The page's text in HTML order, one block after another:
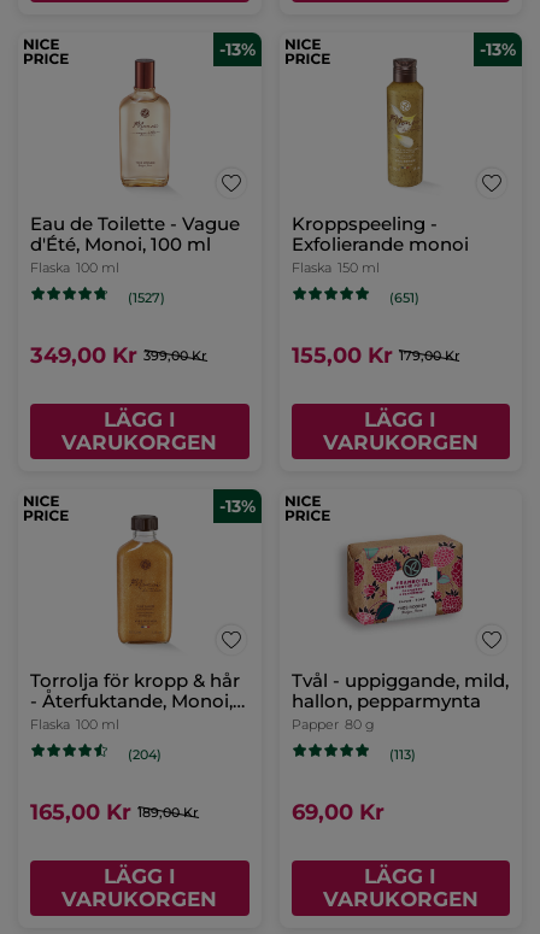
-13%
Eau de Toilette - Vague
d'Été, Monoi, 100 ml
Flaska 100 ml
(1527)
349,00 Kr 399,00 Kr
LÄGG I
VARUKORGEN
-13%
Kroppspeeling -
Exfolierande monoi
Flaska 150 ml
(651)
155,00 Kr 179,00 Kr
LÄGG I
VARUKORGEN
-13%
Torrolja för kropp & hår
- Återfuktande, Monoi,
100 ml
Flaska 100 ml
(204)
165,00 Kr 189,00 Kr
LÄGG I
VARUKORGEN
Tvål - uppiggande, mild,
hallon, pepparmynta
Papper 80 g
(113)
69,00 Kr
LÄGG I
VARUKORGEN